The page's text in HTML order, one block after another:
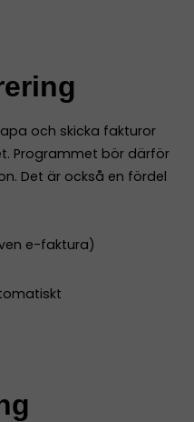
och skicka fakturor
Programmet bör därför
Det är också en fördel
e-faktura)